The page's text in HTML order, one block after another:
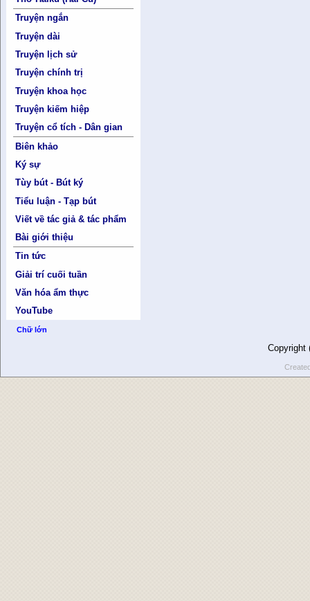
Truyện ngắn
Truyện dài
Truyện lịch sử
Truyện chính trị
Truyện khoa học
Truyện kiếm hiệp
Truyện cổ tích - Dân gian
Biên khảo
Ký sự
Tùy bút - Bút ký
Tiểu luận - Tạp bút
Viết về tác giả & tác phẩm
Bài giới thiệu
Tin tức
Giải trí cuối tuần
Văn hóa ẩm thực
YouTube
Chữ lớn
Copyright